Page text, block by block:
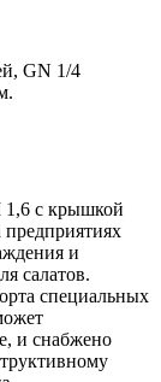
GN 1/4
1,6 с крышкой
и
салатов.
специальных
и снабжено